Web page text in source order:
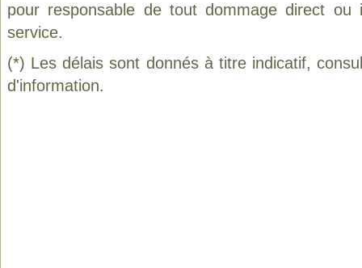
pour responsable de tout dommage direct
service.
(*) Les délais sont donnés à titre indicatif,
d'information.